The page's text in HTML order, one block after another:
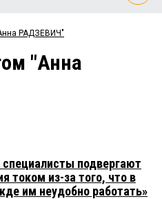
Мнения
Рейтинги
РАДЗЕВИЧ"
"Анна
подвергают
током из-за того, что в
им неудобно работать»